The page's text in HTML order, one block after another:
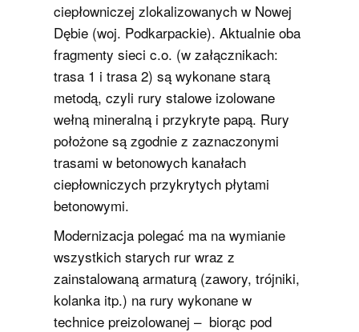
ciepłowniczej zlokalizowanych w Nowej
Dębie (woj. Podkarpackie). Aktualnie oba
fragmenty sieci c.o. (w załącznikach:
trasa 1 i trasa 2) są wykonane starą
metodą, czyli rury stalowe izolowane
wełną mineralną i przykryte papą. Rury
położone są zgodnie z zaznaczonymi
trasami w betonowych kanałach
ciepłowniczych przykrytych płytami
betonowymi.
Modernizacja polegać ma na wymianie
wszystkich starych rur wraz z
zainstalowaną armaturą (zawory, trójniki,
kolanka itp.) na rury wykonane w
technice preizolowanej – biorąc pod